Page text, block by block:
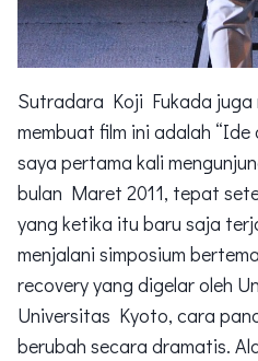
Sutradara Koji Fukada juga
membuat film ini adalah
saya pertama kali
bulan Maret 2011, tepat
yang ketika itu baru saja
menjalani simposium
recovery yang digelar oleh
Universitas Kyoto, cara
berubah secara dramatis.